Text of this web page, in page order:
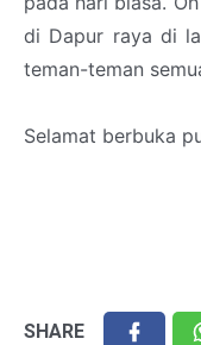
di Dapur raya di
teman-teman
Selamat berbuka
SHARE